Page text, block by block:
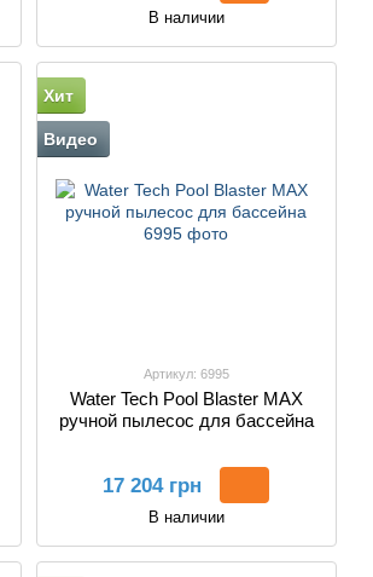
В наличии
Хит
Видео
Артикул: 6995
Water Tech Pool Blaster MAX
ручной пылесос для бассейна
17 204 грн
В наличии